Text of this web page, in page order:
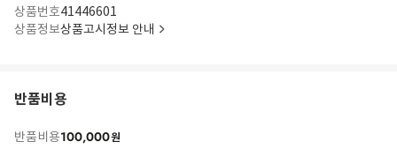
상품번호41446601
상품정보상품고시정보 안내
반품비용
반품비용100,000원